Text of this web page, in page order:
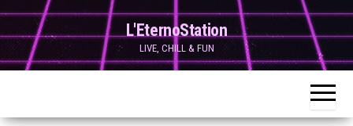
Skip
to
content
L'EternoStation
LIVE, CHILL & FUN